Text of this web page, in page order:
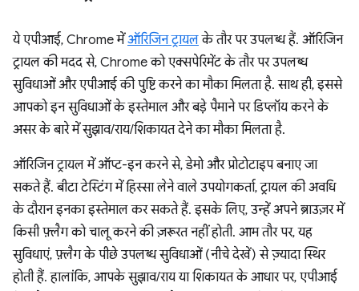
ये एपीआई, Chrome मेंऑरिजिन ट्रायलके तौर पर उपलब्ध हैं. ऑरिजिन
ट्रायल की मदद से, Chrome को एक्सपेरिमेंट के तौर पर उपलब्ध
सुविधाओं और एपीआई की पुष्टि करने का मौका मिलता है. साथ ही, इससे
आपको इन सुविधाओं के इस्तेमाल और बड़े पैमाने पर डिप्लॉय करने के
असर के बारे में सुझाव/राय/शिकायत देने का मौका मिलता है.
ऑरिजिन ट्रायल में ऑप्ट-इन करने से, डेमो और प्रोटोटाइप बनाए जा
सकते हैं. बीटा टेस्टिंग में हिस्सा लेने वाले उपयोगकर्ता, ट्रायल की अवधि
के दौरान इनका इस्तेमाल कर सकते हैं. इसके लिए, उन्हें अपने ब्राउज़र में
किसी फ़्लैग को चालू करने की ज़रूरत नहीं होती. आम तौर पर, यह
सुविधाएं, फ़्लैग के पीछे उपलब्ध सुविधाओं (नीचे देखें) से ज़्यादा स्थिर
होती हैं. हालांकि, आपके सुझाव/राय या शिकायत के आधार पर, एपीआई